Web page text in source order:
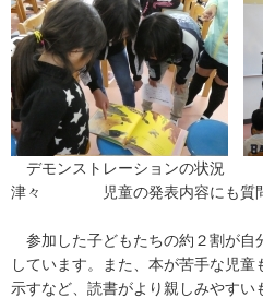
デモンストレーションの状況
津々 児童の発表内容にも質問
参加した子どもたちの約２割が自
しています。また、本が苦手な児
示すなど、読書がより親しみやすい